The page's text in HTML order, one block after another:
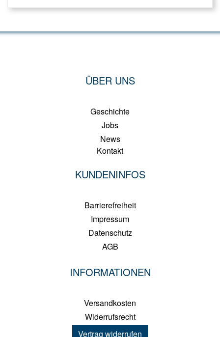
ÜBER UNS
Geschichte
Jobs
News
Kontakt
KUNDENINFOS
Barrierefreiheit
Impressum
Datenschutz
AGB
INFORMATIONEN
Versandkosten
Widerrufsrecht
Vertrag widerrufen